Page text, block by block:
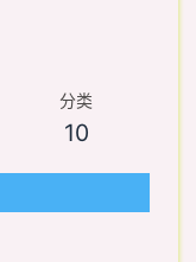
分类
10